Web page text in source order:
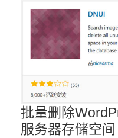
批量删除
服务器存储空间